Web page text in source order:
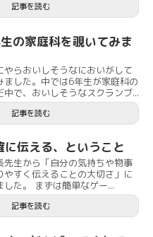
記事を読む
の家庭科を覗いてみま
やらおいしそうなにおいがして
ました。中では6年生が家庭科の
中で、おいしそうなスクランブ...
記事を読む
伝える、ということ
先生から「自分の気持ちや物事
やすく伝えることの大切さ」に
した。 まずは簡単なゲー...
記事を読む